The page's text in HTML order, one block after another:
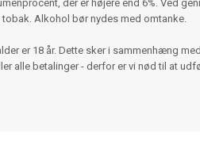
der er højere end 6%. Ved
Alkohol bør nydes med omtanke.
er 18 år. Dette sker i sammenhæng
alle betalinger - derfor er vi nød til at